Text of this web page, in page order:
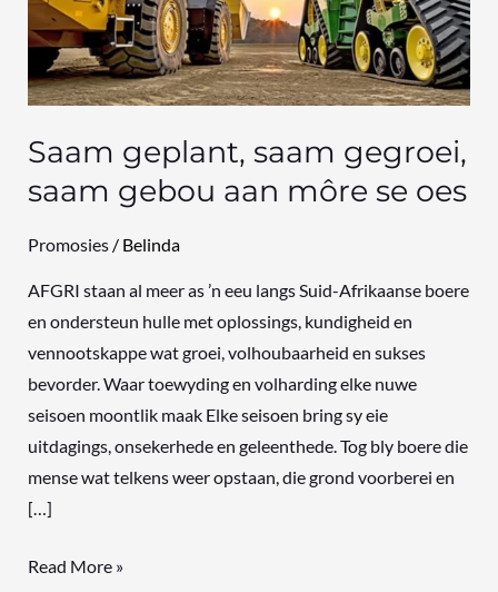
Saam geplant, saam gegroei,
saam gebou aan môre se oes
Promosies/ Belinda
AFGRI staan al meer as ’n eeu langs Suid-Afrikaanse boere
en ondersteun hulle met oplossings, kundigheid en
vennootskappe wat groei, volhoubaarheid en sukses
bevorder. Waar toewyding en volharding elke nuwe
seisoen moontlik maak Elke seisoen bring sy eie
uitdagings, onsekerhede en geleenthede. Tog bly boere die
mense wat telkens weer opstaan, die grond voorberei en
[…]
aan
môre
se
Read More »